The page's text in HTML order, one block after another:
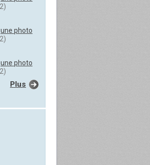
une photo
une photo
Plus